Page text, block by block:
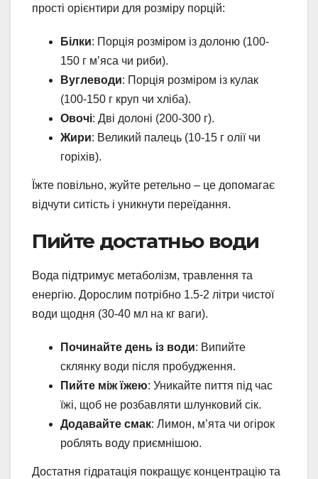
прості орієнтири для розміру порцій:
Білки: Порція розміром із долоню (100-
150 г м’яса чи риби).
Вуглеводи: Порція розміром із кулак
(100-150 г круп чи хліба).
Овочі: Дві долоні (200-300 г).
Жири: Великий палець (10-15 г олії чи
горіхів).
Їжте повільно, жуйте ретельно – це допомагає
відчути ситість і уникнути переїдання.
Пийте достатньо води
Вода підтримує метаболізм, травлення та
енергію. Дорослим потрібно 1.5-2 літри чистої
води щодня (30-40 мл на кг ваги).
Починайте день із води: Випийте
склянку води після пробудження.
Пийте між їжею: Уникайте пиття під час
їжі, щоб не розбавляти шлунковий сік.
Додавайте смак: Лимон, м’ята чи огірок
роблять воду приємнішою.
Достатня гідратація покращує концентрацію та